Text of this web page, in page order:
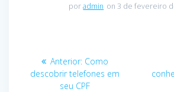
poradmin on 3 de fevereiro
Anterior: Como
descobrir telefones em
seu CPF